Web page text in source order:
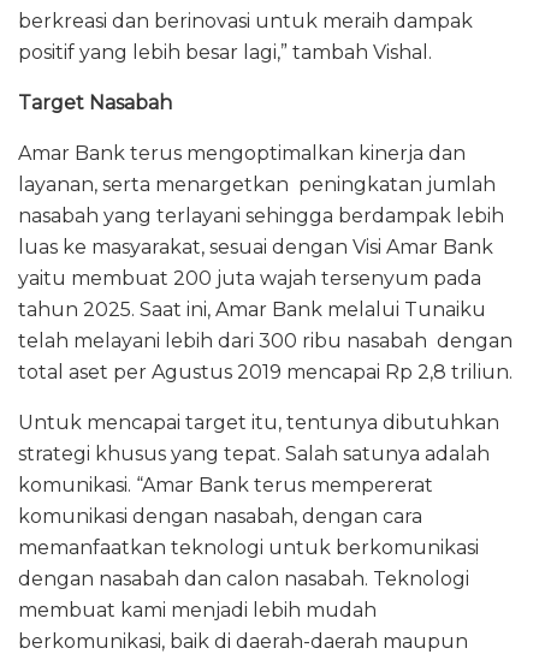
berkreasi dan berinovasi untuk meraih dampak
positif yang lebih besar lagi,” tambah Vishal.
Target Nasabah
Amar Bank terus mengoptimalkan kinerja dan
layanan, serta menargetkan peningkatan jumlah
nasabah yang terlayani sehingga berdampak lebih
luas ke masyarakat, sesuai dengan Visi Amar Bank
yaitu membuat 200 juta wajah tersenyum pada
tahun 2025. Saat ini, Amar Bank melalui Tunaiku
telah melayani lebih dari 300 ribu nasabah dengan
total aset per Agustus 2019 mencapai Rp 2,8 triliun.
Untuk mencapai target itu, tentunya dibutuhkan
strategi khusus yang tepat. Salah satunya adalah
komunikasi. “Amar Bank terus mempererat
komunikasi dengan nasabah, dengan cara
memanfaatkan teknologi untuk berkomunikasi
dengan nasabah dan calon nasabah. Teknologi
membuat kami menjadi lebih mudah
berkomunikasi, baik di daerah-daerah maupun